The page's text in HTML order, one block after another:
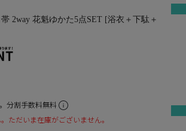
2way 花魁ゆかた5点SET [浴衣＋下駄＋
分割手数料無料
ただいま在庫がございません。